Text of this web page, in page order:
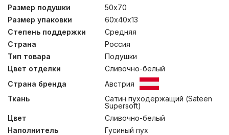
Размер подушки
50х70
Размер упаковки
60х40х13
Степень поддержки
Средняя
Страна
Россия
Тип товара
Подушки
Цвет отделки
Сливочно-белый
Страна бренда
Австрия
Ткань
Сатин пуходержащий (Sateen
Supersoft)
Цвет
Сливочно-белый
Наполнитель
Гусиный пух